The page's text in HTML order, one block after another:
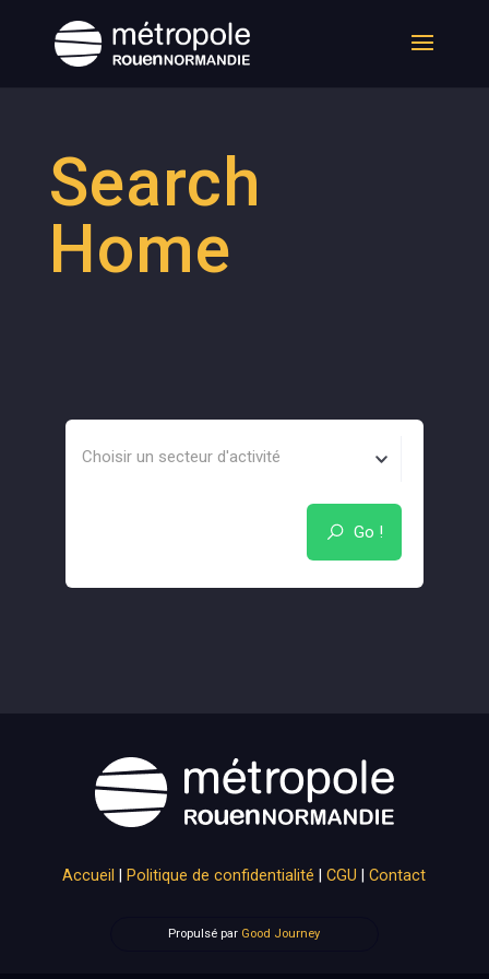
Search
Home
Choisir un secteur d'activité
Go !
Accueil Politique de confidentialité |CGU |Contact
Propulsé par Good Journey